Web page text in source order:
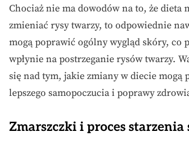
Chociaż nie ma dowodów na to, że dieta
zmieniać rysy twarzy, to odpowiednie
mogą poprawić ogólny wygląd skóry, co
wpłynie na postrzeganie rysów twarzy.
się nad tym, jakie zmiany w diecie mogą
lepszego samopoczucia i poprawy
Zmarszczki i proces starzenia